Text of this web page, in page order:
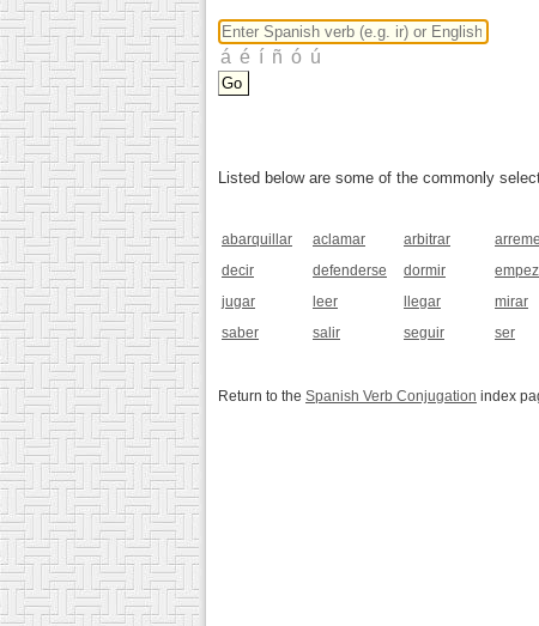
Listed below are some of the commonly
abarquillar aclamar arbitrar
decir
defenderse dormir
jugar
leer llegar mirar
saber
salir seguir ser
Return to the Spanish Verb Conjugation index